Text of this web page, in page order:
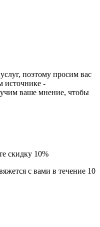
поэтому просим вас
источнике -
ваше мнение, чтобы
скидку 10%
с вами в течение 10